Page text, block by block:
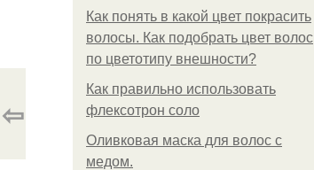
Как понять в какой цвет покрасить
волосы. Как подобрать цвет волос
по цветотипу внешности?
Как правильно использовать
флексотрон соло
Оливковая маска для волос с
медом.
⇦